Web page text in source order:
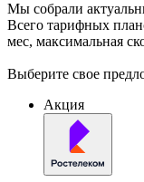
Мы собрали
Всего тарифных
мес, максимальная
Выберите свое
Акция